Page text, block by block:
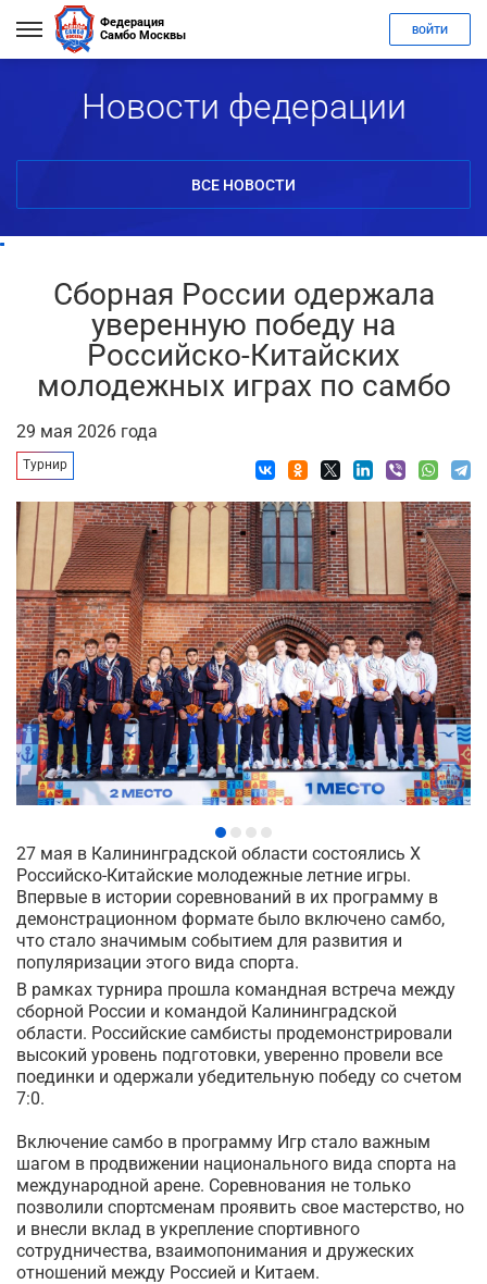
Федерация
Самбо Москвы
ВОЙТИ
Новости федерации
ВСЕ НОВОСТИ
Сборная России одержала
уверенную победу на
Российско-Китайских
молодежных играх по самбо
29 мая 2026 года
Турнир
27 мая в Калининградской области состоялись X
Российско-Китайские молодежные летние игры.
Впервые в истории соревнований в их программу в
демонстрационном формате было включено самбо,
что стало значимым событием для развития и
популяризации этого вида спорта.
В рамках турнира прошла командная встреча между
сборной России и командой Калининградской
области. Российские самбисты продемонстрировали
высокий уровень подготовки, уверенно провели все
поединки и одержали убедительную победу со счетом
7:0.
Включение самбо в программу Игр стало важным
шагом в продвижении национального вида спорта на
международной арене. Соревнования не только
позволили спортсменам проявить свое мастерство, но
и внесли вклад в укрепление спортивного
сотрудничества, взаимопонимания и дружеских
отношений между Россией и Китаем.